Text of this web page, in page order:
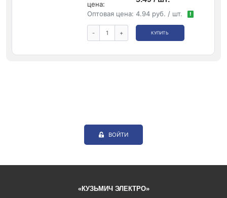
цена:
Оптовая цена: 4.94 руб. / шт. !
- + КУПИТЬ
ВОЙТИ
«КУЗЬМИЧ ЭЛЕКТРО»